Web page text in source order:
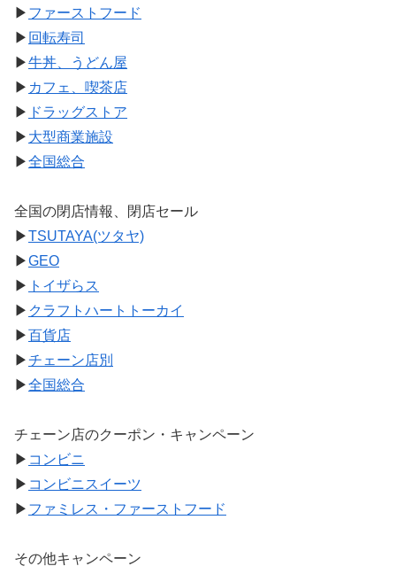
▶ ファーストフード
▶ 回転寿司
▶牛丼、うどん屋
▶ カフェ、喫茶店
▶ ドラッグストア
▶ 大型商業施設
▶全国総合
全国の閉店情報、閉店セール
▶TSUTAYA(ツタヤ)
▶GEO
▶ トイザらス
▶ クラフトハートトーカイ
▶百貨店
▶チェーン店別
▶全国総合
チェーン店のクーポン・キャンペーン
▶ コンビニ
▶ コンビニスイーツ
▶ ファミレス・ファーストフード
その他キャンペーン